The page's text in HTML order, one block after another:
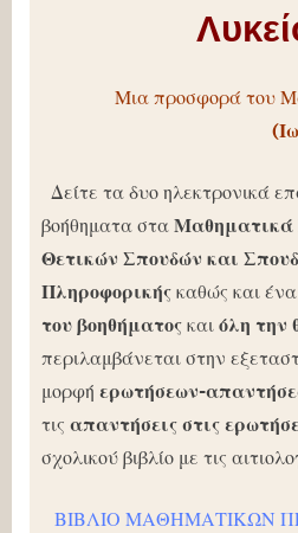
Μια προσφορά του
Δείτε τα δυο ηλεκτρονικά
βοήθηματα στα Μαθηματικά
Θετικών Σπουδών και
Πληροφορικής καθώς και ένα
του βοηθήματος και όλη την
περιλαμβάνεται στην
μορφή ερωτήσεων-
τις απαντήσεις στις
σχολικού βιβλίο με τις
ΒΙΒΛΙΟ ΜΑΘΗΜΑΤΙΚΩΝ